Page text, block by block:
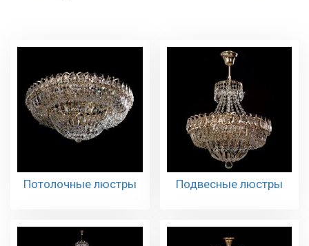
Потолочные люстры Подвесные люстры